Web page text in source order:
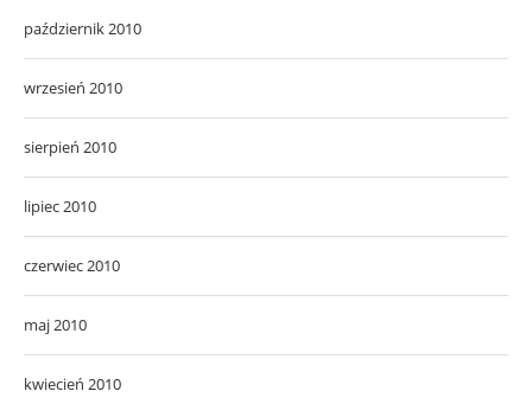
październik 2010
wrzesień 2010
sierpień 2010
lipiec 2010
czerwiec 2010
maj 2010
kwiecień 2010